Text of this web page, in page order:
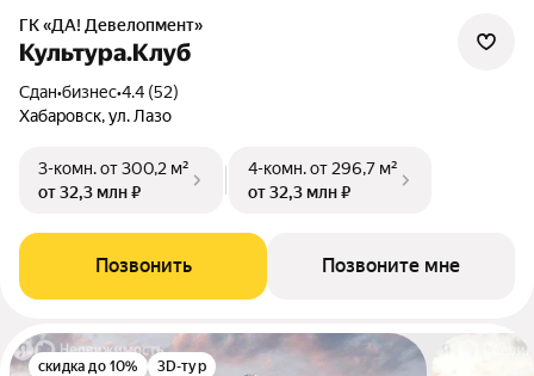
ГК «ДА! Девелопмент»
Культура.Клуб
Сдан•бизнес•4.4 (52)
Хабаровск, ул. Лазо
3-комн.от 300,2 м²
от 32,3 млн ₽
4-комн.от 296,7 м²
от 32,3 млн ₽
Позвонить Позвоните мне
скидка до 10% 3D-тур